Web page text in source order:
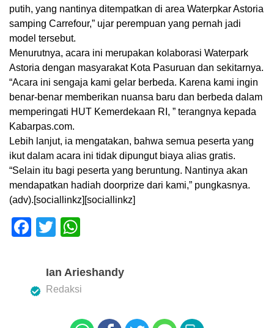
putih, yang nantinya ditempatkan di area Waterpkar Astoria‎
samping Carrefour,” ujar perempuan yang pernah jadi
model tersebut.
Menurutnya,‎ acara ini merupakan kolaborasi Waterpark
Astoria dengan masyarakat Kota Pasuruan dan sekitarnya.
“Acara ini sengaja kami gelar berbeda. Karena kami ingin
benar-benar memberikan nuansa baru dan berbeda dalam
memperingati HUT Kemerdekaan RI‎, ” terangnya kepada
Kabarpas.com.
Lebih lanjut, ia mengatakan, bahwa semua peserta yang
ikut dalam acara ini tidak dipungut biaya alias gratis.
“Selain itu bagi peserta yang beruntung. Nantinya akan
mendapatkan hadiah doorprize dari kami,” pungkasnya.
(adv).‎[sociallinkz][sociallinkz]
F
e
T
tt
er
at
s
Ian Arieshandy
Redaksi